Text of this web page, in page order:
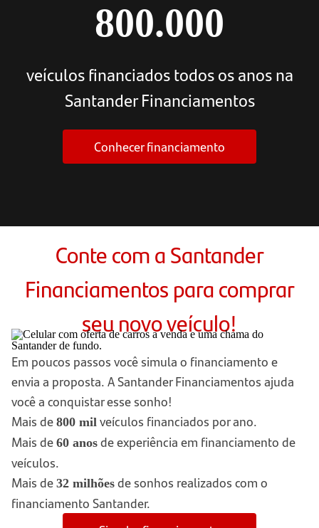
800.000
veículos financiados todos os anos na
Santander Financiamentos
Conhecer financiamento
Conte com a Santander
Financiamentos para comprar
seu novo veículo!
Em poucos passos você simula o financiamento e
envia a proposta. A Santander Financiamentos ajuda
você a conquistar esse sonho!
Mais de 800 mil veículos financiados por ano.
Mais de 60 anos de experiência em financiamento de
veículos.
Mais de 32 milhões de sonhos realizados com o
financiamento Santander.